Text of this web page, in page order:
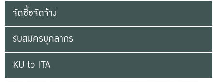
จัดซื้อจัดจ้าง
รับสมัครบุคลากร
KU to ITA